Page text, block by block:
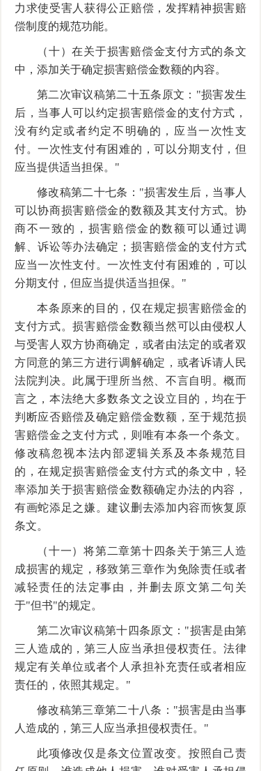
力求使受害人获得公正赔偿，发挥精神损害赔
偿制度的规范功能。
（十）在关于损害赔偿金支付方式的条文
中，添加关于确定损害赔偿金数额的内容。
第二次审议稿第二十五条原文："损害发生
后，当事人可以约定损害赔偿金的支付方式，
没有约定或者约定不明确的，应当一次性支
付。一次性支付有困难的，可以分期支付，但
应当提供适当担保。"
修改稿第二十七条："损害发生后，当事人
可以协商损害赔偿金的数额及其支付方式。协
商不一致的，损害赔偿金的数额可以通过调
解、诉讼等办法确定；损害赔偿金的支付方式
应当一次性支付。一次性支付有困难的，可以
分期支付，但应当提供适当担保。"
本条原来的目的，仅在规定损害赔偿金的
支付方式。损害赔偿金数额当然可以由侵权人
与受害人双方协商确定，或者由法定的或者双
方同意的第三方进行调解确定，或者诉请人民
法院判决。此属于理所当然、不言自明。概而
言之，本法绝大多数条文之设立目的，均在于
判断应否赔偿及确定赔偿金数额，至于规范损
害赔偿金之支付方式，则唯有本条一个条文。
修改稿忽视本法内部逻辑关系及本条规范目
的，在规定损害赔偿金支付方式的条文中，轻
率添加关于损害赔偿金数额确定办法的内容，
有画蛇添足之嫌。建议删去添加内容而恢复原
条文。
（十一）将第二章第十四条关于第三人造
成损害的规定，移致第三章作为免除责任或者
减轻责任的法定事由，并删去原文第二句关
于"但书"的规定。
第二次审议稿第十四条原文："损害是由第
三人造成的，第三人应当承担侵权责任。法律
规定有关单位或者个人承担补充责任或者相应
责任的，依照其规定。"
修改稿第三章第二十八条："损害是由当事
人造成的，第三人应当承担侵权责任。"
此项修改仅是条文位置改变。按照自己责